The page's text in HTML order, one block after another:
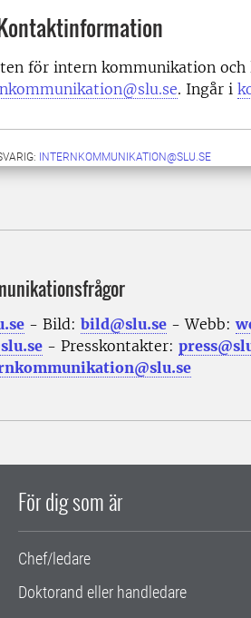
för intern kommunikation och
. Ingår i
INTERNKOMMUNIKATION@SLU.SE
- Bild: bild@slu.se - Webb:
- Presskontakter:
För dig som är
Chef/ledare
Doktorand eller handledare